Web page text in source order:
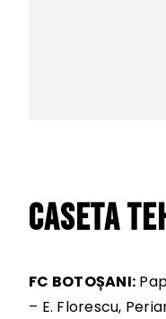
Caseta
FC BOTOȘANI:
– E. Florescu,